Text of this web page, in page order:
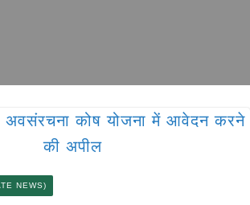
NEWS)